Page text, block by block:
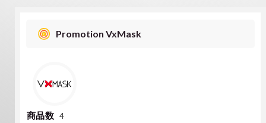
Promotion VxMask
商品数 4